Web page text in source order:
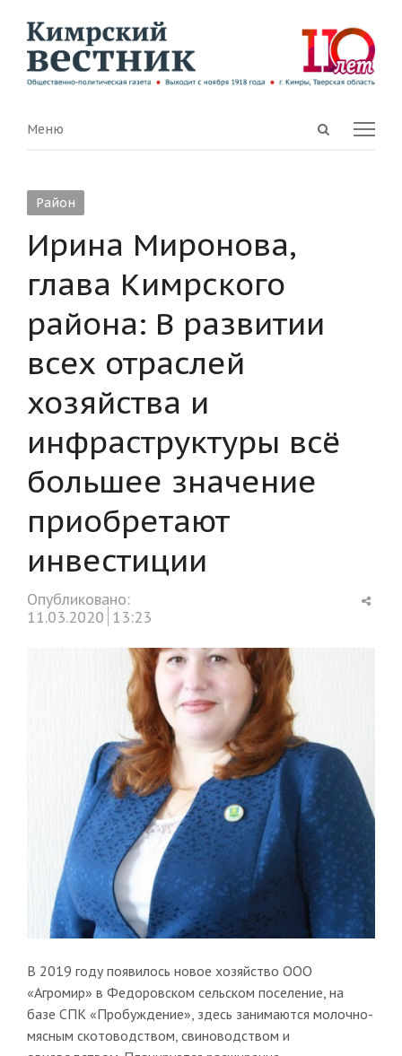
Open
Menu
Меню
Район
Ирина Миронова,
глава Кимрского
района: В развитии
всех отраслей
хозяйства и
инфраструктуры всё
большее значение
приобретают
инвестиции
Опубликовано:
11.03.2020 13:23
В 2019 году появилось новое хозяйство ООО
«Агромир» в Федоровском сельском поселение, на
базе СПК «Пробуждение», здесь занимаются молочно-
мясным скотоводством, свиноводством и